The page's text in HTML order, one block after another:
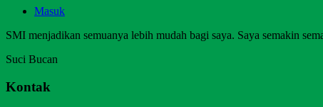
Masuk
SMI menjadikan semuanya lebih mudah bagi saya. Saya semakin
Suci Bucan
Kontak